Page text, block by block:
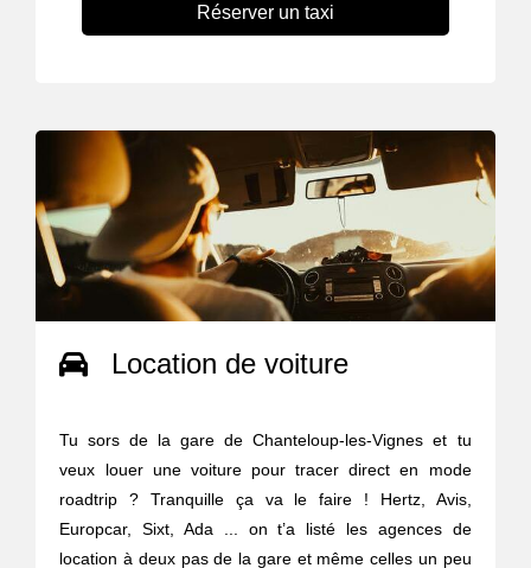
Réserver un taxi
Location de voiture
Tu sors de la gare de Chanteloup-les-Vignes et tu
veux louer une voiture pour tracer direct en mode
roadtrip ? Tranquille ça va le faire ! Hertz, Avis,
Europcar, Sixt, Ada ... on t’a listé les agences de
location à deux pas de la gare et même celles un peu